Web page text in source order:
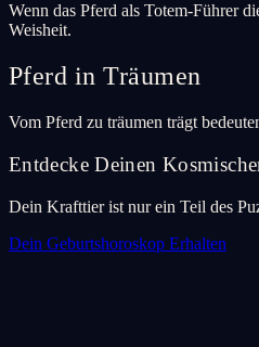
Wenn das Pferd als Totem-Führer
Weisheit.
Pferd in Träumen
Vom Pferd zu träumen trägt
Entdecke Deinen
Dein Krafttier ist nur ein Teil des
Dein Geburtshoroskop Erhalten